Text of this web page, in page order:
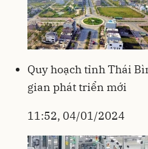
Quy hoạch tỉnh Thái
gian phát triển mới
11:52, 04/01/2024